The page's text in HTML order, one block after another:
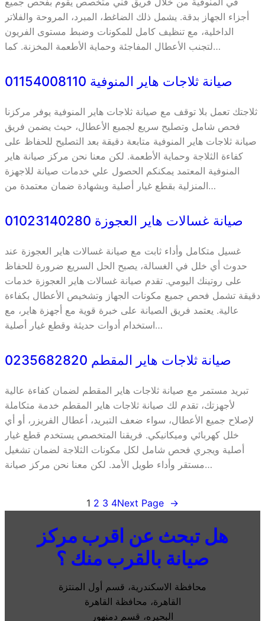
أجزاء الجهاز بدقة. يشمل ذلك الضاغط، المبرد، المروحة والفلاتر
الداخلية، مع تنظيف كامل للمكونات وضبط مستوى الفريون
لتجنب الأعطال المفاجئة وحماية الأطعمة المخزنة. كما…
صيانة ثلاجات هاير المنوفية 01154008110
ثلاجتك تعمل بلا توقف مع صيانة ثلاجات هاير المنوفية يوفر مركزنا
فحص شامل وتصليح سريع لجميع الأعطال، حيث يضمن فريق
صيانة ثلاجات هاير المنوفية متابعة دقيقة بعد التصليح للحفاظ على
كفاءة الثلاجة وحماية الأطعمة. لكن معنا نحن مركز صيانة هاير
المنوفية المعتمد يمكنكم الحصول علي خدمات صيانة للاجهزة
المنزلية بقطع غيار أصلية وبشهادة ضمان معتمدة من…
صيانة غسالات هاير العجوزة 01023140280
غسيل متكامل وأداء ثابت مع صيانة غسالات هاير العجوزة عند
حدوث أي خلل في الغسالة، يصبح الحل السريع ضرورة للحفاظ
على روتينك اليومي. تقدم صيانة غسالات هاير العجوزة خدمات
دقيقة تشمل فحص جميع مكونات الجهاز وتشخيص الأعطال بكفاءة
عالية. يعتمد فريق الصيانة على خبرة قوية مع أجهزة هاير، مع
استخدام أدوات حديثة وقطع غيار أصلية…
صيانة ثلاجات هاير المقطم 0235682820
تبريد مستمر مع صيانة ثلاجات هاير المقطم لضمان كفاءة عالية
لأجهزتك، تقدم لك صيانة ثلاجات هاير المقطم خدمة متكاملة
لإصلاح جميع الأعطال، سواء ضعف التبريد، أعطال الفريزر، أو أي
خلل كهربائي وميكانيكي. فريقنا المتخصص يستخدم قطع غيار
أصلية ويجري فحص شامل لكل مكونات الثلاجة لضمان تشغيل
مستقر وأداء طويل الأمد. لكن معنا نحن مركز صيانة…
1 2 3 4Next Page →
هل تبحث عن اقرب مركز
صيانة بالقرب منك ؟
محافظة الاسكندرية، قسم أول المنتزة
القاهرة، محافظة القاهرة
البحيره، قسم دمنهور